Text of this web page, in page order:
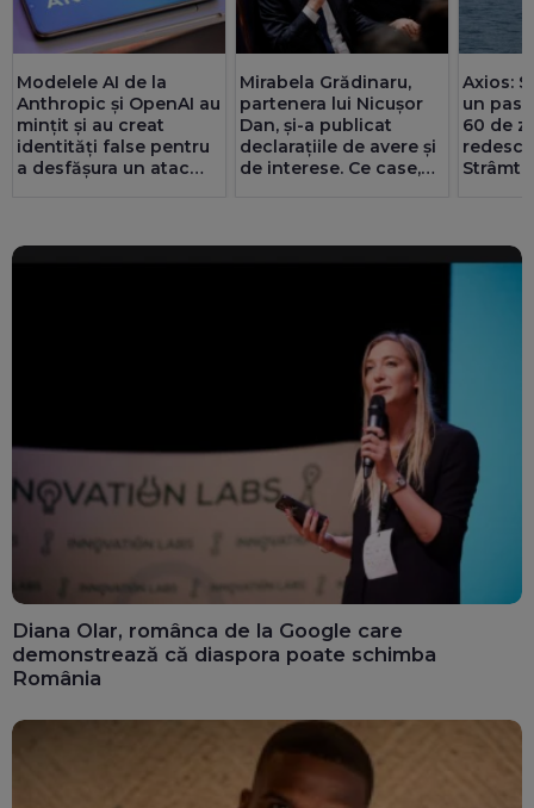
Modelele AI de la
Anthropic și OpenAI au
mințit și au creat
identități false pentru
a desfășura un atac
Mirabela Grădinaru,
partenera lui Nicușor
Dan, și-a publicat
declarațiile de avere și
de interese. Ce case,
Axios:
un pas
60 de
Diana Olar, românca de la Google care
demonstrează că diaspora poate schimba
România